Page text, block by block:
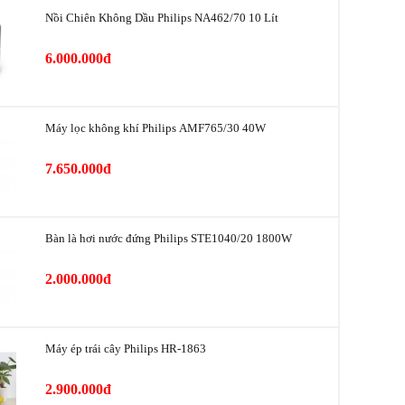
Xay cháo nóng, Xay cháo nguội
700 W
Nồi Chiên Không Dầu Philips NA462/70 10 Lít
6.000.000đ
Máy lọc không khí Philips AMF765/30 40W
7.650.000đ
Bàn là hơi nước đứng Philips STE1040/20 1800W
2.000.000đ
Máy ép trái cây Philips HR-1863
2.900.000đ